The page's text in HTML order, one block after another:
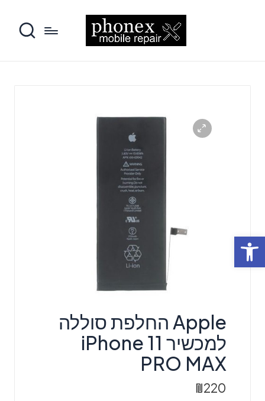
פתח סרגל נגישות
Apple החלפת סוללה
למכשיר iPhone 11
PRO MAX
₪220